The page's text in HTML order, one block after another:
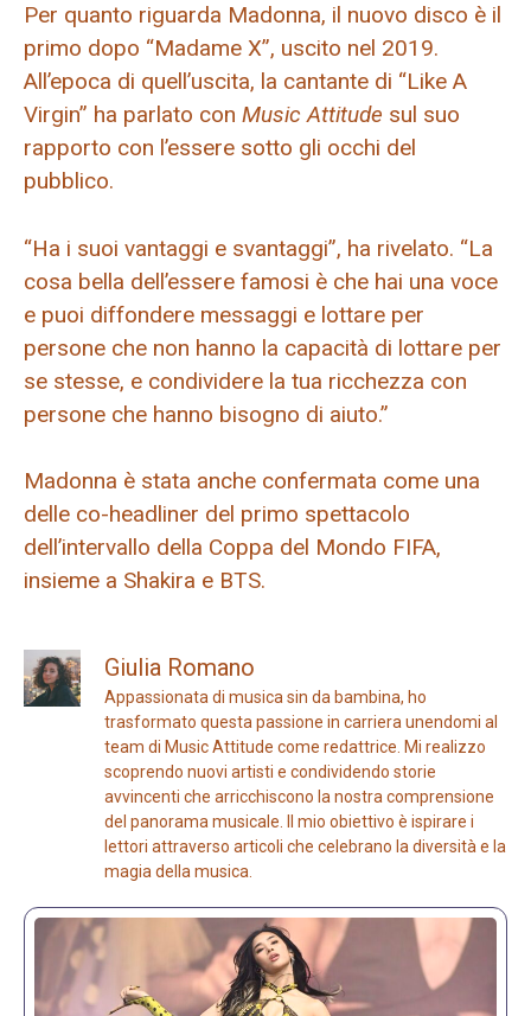
Per quanto riguarda Madonna, il nuovo disco è il
primo dopo “Madame X”, uscito nel 2019.
All’epoca di quell’uscita, la cantante di “Like A
Virgin” ha parlato con Music Attitude sul suo
rapporto con l’essere sotto gli occhi del
pubblico.
“Ha i suoi vantaggi e svantaggi”, ha rivelato. “La
cosa bella dell’essere famosi è che hai una voce
e puoi diffondere messaggi e lottare per
persone che non hanno la capacità di lottare per
se stesse, e condividere la tua ricchezza con
persone che hanno bisogno di aiuto.”
Madonna è stata anche confermata come una
delle co-headliner del primo spettacolo
dell’intervallo della Coppa del Mondo FIFA,
insieme a Shakira e BTS.
Giulia Romano
Appassionata di musica sin da bambina, ho
trasformato questa passione in carriera unendomi al
team di Music Attitude come redattrice. Mi realizzo
scoprendo nuovi artisti e condividendo storie
avvincenti che arricchiscono la nostra comprensione
del panorama musicale. Il mio obiettivo è ispirare i
lettori attraverso articoli che celebrano la diversità e la
magia della musica.